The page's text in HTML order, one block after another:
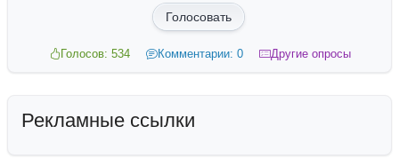
Голосовать
Голосов: 534 Комментарии: 0 Другие опросы
Рекламные ссылки